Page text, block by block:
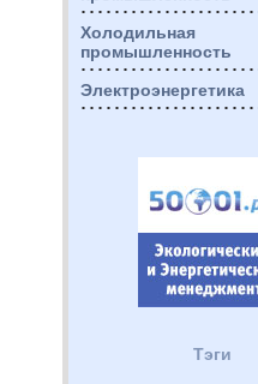
Холодильная
промышленность
Электроэнергетика
Тэги